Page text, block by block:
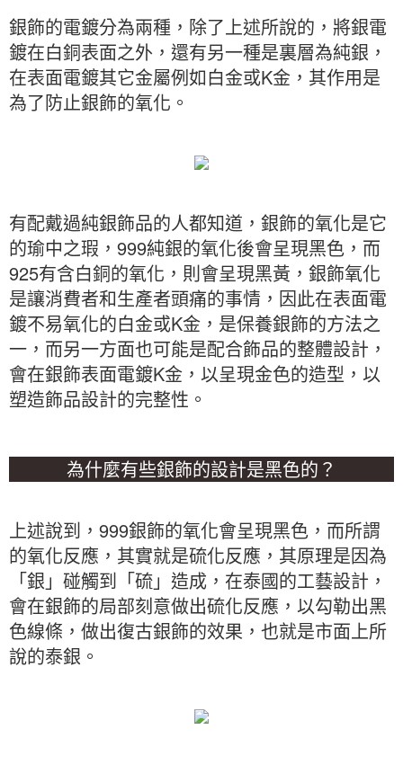
銀飾的電鍍分為兩種，除了上述所說的，將銀電
鍍在白銅表面之外，還有另一種是裏層為純銀，
在表面電鍍其它金屬例如白金或K金，其作用是
為了防止銀飾的氧化。
有配戴過純銀飾品的人都知道，銀飾的氧化是它
的瑜中之瑕，999純銀的氧化後會呈現黑色，而
925有含白銅的氧化，則會呈現黑黃，銀飾氧化
是讓消費者和生產者頭痛的事情，因此在表面電
鍍不易氧化的白金或K金，是保養銀飾的方法之
一，而另一方面也可能是配合飾品的整體設計，
會在銀飾表面電鍍K金，以呈現金色的造型，以
塑造飾品設計的完整性。
為什麼有些銀飾的設計是黑色的？
上述說到，999銀飾的氧化會呈現黑色，而所謂
的氧化反應，其實就是硫化反應，其原理是因為
「銀」碰觸到「硫」造成，在泰國的工藝設計，
會在銀飾的局部刻意做出硫化反應，以勾勒出黑
色線條，做出復古銀飾的效果，也就是市面上所
說的泰銀。